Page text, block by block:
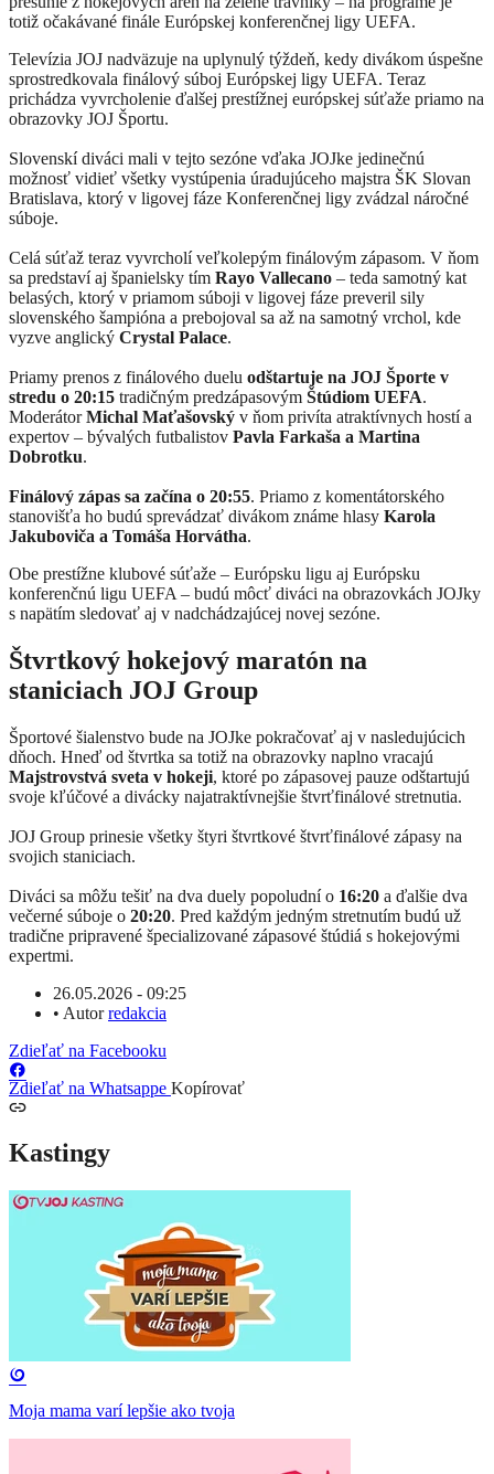
totiž očakávané finále Európskej konferenčnej ligy UEFA.
Televízia JOJ nadväzuje na uplynulý týždeň, kedy divákom úspešne
sprostredkovala finálový súboj Európskej ligy UEFA. Teraz
prichádza vyvrcholenie ďalšej prestížnej európskej súťaže priamo na
obrazovky JOJ Športu.
Slovenskí diváci mali v tejto sezóne vďaka JOJke jedinečnú
možnosť vidieť všetky vystúpenia úradujúceho majstra ŠK Slovan
Bratislava, ktorý v ligovej fáze Konferenčnej ligy zvádzal náročné
súboje.
Celá súťaž teraz vyvrcholí veľkolepým finálovým zápasom. V ňom
sa predstaví aj španielsky tím Rayo Vallecano – teda samotný kat
belasých, ktorý v priamom súboji v ligovej fáze preveril sily
slovenského šampióna a prebojoval sa až na samotný vrchol, kde
vyzve anglický Crystal Palace.
Priamy prenos z finálového duelu odštartuje na JOJ Športe v
stredu o 20:15 tradičným predzápasovým Štúdiom UEFA.
ModerátorMichal Maťašovský v ňom privíta atraktívnych hostí a
expertov – bývalých futbalistov Pavla Farkaša a Martina
Dobrotku.
Finálový zápas sa začína o 20:55. Priamo z komentátorského
stanovišťa ho budú sprevádzať divákom známe hlasy Karola
Jakuboviča a Tomáša Horvátha.
Obe prestížne klubové súťaže – Európsku ligu aj Európsku
konferenčnú ligu UEFA – budú môcť diváci na obrazovkách JOJky
s napätím sledovať aj v nadchádzajúcej novej sezóne.
Štvrtkový hokejový maratón na
staniciach JOJ Group
Športové šialenstvo bude na JOJke pokračovať aj v nasledujúcich
dňoch. Hneď od štvrtka sa totiž na obrazovky naplno vracajú
Majstrovstvá sveta v hokeji, ktoré po zápasovej pauze odštartujú
svoje kľúčové a divácky najatraktívnejšie štvrťfinálové stretnutia.
JOJ Group prinesie všetky štyri štvrtkové štvrťfinálové zápasy na
svojich staniciach.
Diváci sa môžu tešiť na dva duely popoludní o 16:20 a ďalšie dva
večerné súboje o 20:20. Pred každým jedným stretnutím budú už
tradične pripravené špecializované zápasové štúdiá s hokejovými
expertmi.
26.05.2026 - 09:25
• Autorredakcia
Zdieľať na Facebooku
Zdieľať na Whatsappe Kopírovať
Kastingy
Moja mama varí lepšie ako tvoja